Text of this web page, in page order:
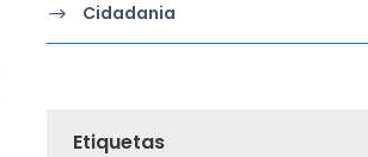
Cidadania
Etiquetas